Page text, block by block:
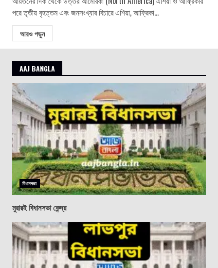
পরে তৃতীয় বৃহত্তম এবং জনসংখ্যার বিচারে এশিয়া, আফ্রিকা...
আরও পড়ুন
AAJ BANGLA
বিধানসভা
মুরারই বিধানসভা কেন্দ্র